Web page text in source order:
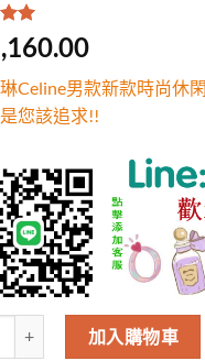
/
位
Celine男款新款時尚休
您該追求!!
Celine男款新款時尚休閑短
加入購物車